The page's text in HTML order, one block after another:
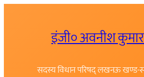
इंजी० अवनीश
सदस्य विधान परिषद् लखनऊ खण्ड-